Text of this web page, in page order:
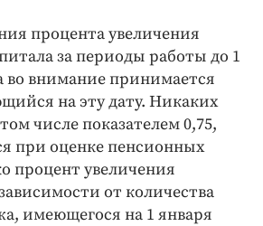
процента увеличения
за периоды работы до 1
во внимание принимается
на эту дату. Никаких
числе показателем 0,75,
при оценке пенсионных
процент увеличения
от количества
имеющегося на 1 января